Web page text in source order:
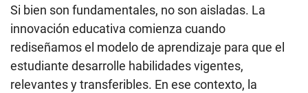
Si bien son fundamentales, no son aisladas. La
innovación educativa comienza cuando
rediseñamos el modelo de aprendizaje para que el
estudiante desarrolle habilidades vigentes,
relevantes y transferibles. En ese contexto, la